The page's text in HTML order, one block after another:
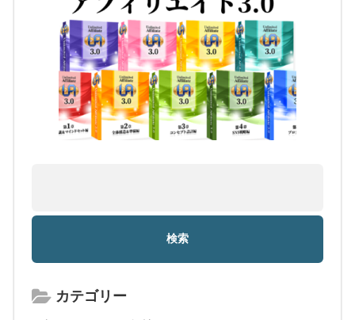
カテゴリー